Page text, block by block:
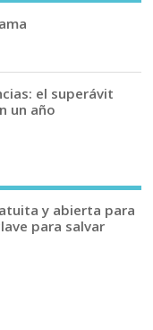
el superávit
un año
y abierta para
para salvar